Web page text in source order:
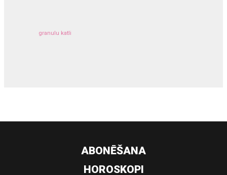
granulu katli
ABONĒŠANA
HOROSKOPI